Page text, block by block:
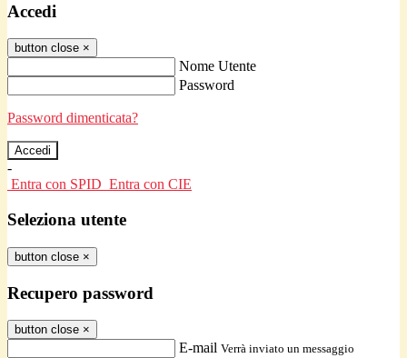
Accedi
button close ×
Nome Utente
Password
Password dimenticata?
-
Entra con SPID Entra con CIE
Seleziona utente
button close ×
Recupero password
button close ×
E-mail Verrà inviato un messaggio